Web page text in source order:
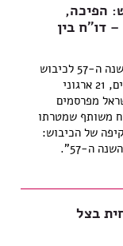
הפיכה,
דו"ח בין
עם סיומה של השנה ה-57 לכיבוש
הישראלי בשטחים, 21 ארגוני
מפרסמים
משותף שמטרתו
של הכיבוש:
"מצב הכיבוש, השנה ה-57".
בצל